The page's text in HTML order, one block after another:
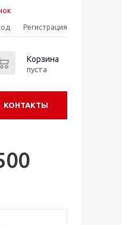
Регистрация
Корзина
пуста
КОНТАКТЫ